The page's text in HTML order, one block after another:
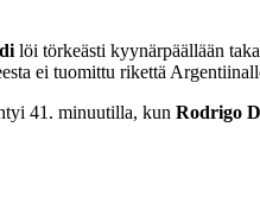
löi törkeästi kyynärpäällään
ei tuomittu rikettä
41. minuutilla, kun Rodrigo